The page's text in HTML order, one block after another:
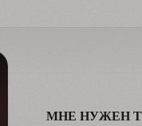
МНЕ НУЖЕН